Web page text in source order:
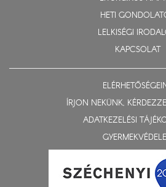
HETI
LELKISÉGI
KAPCSOLAT
ÍRJON NEKÜNK,
ADATKEZELÉSI